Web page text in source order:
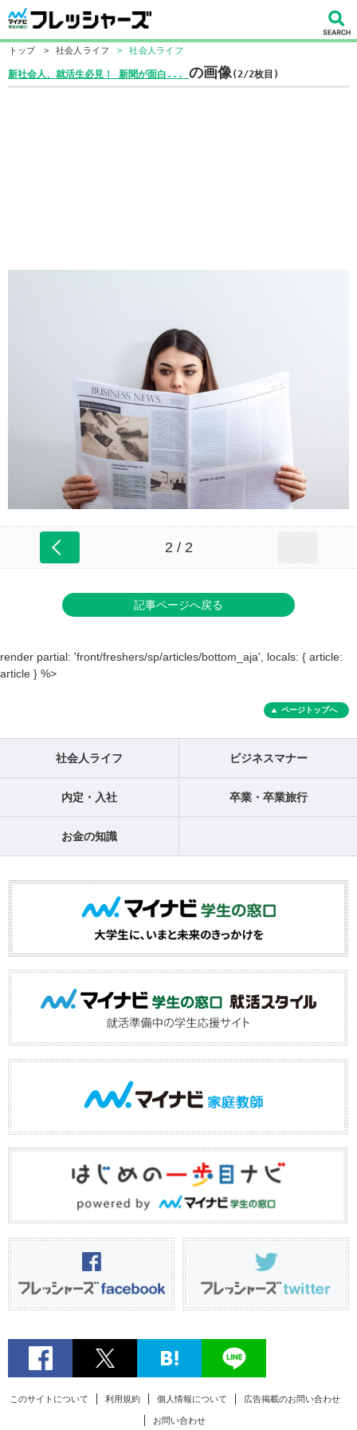
トップ > 社会人ライフ > 社会人ライフ
新社会人、就活生必見！ 新聞が面白... の画像(2/2枚目)
2 / 2
記事ページへ戻る
render partial: 'front/freshers/sp/articles/bottom_aja', locals: { article:
article } %>
ページトップへ
社会人ライフ ビジネスマナー
内定・入社 卒業・卒業旅行
お金の知識
このサイトについて 利用規約 個人情報について 広告掲載のお問い合わせ
お問い合わせ